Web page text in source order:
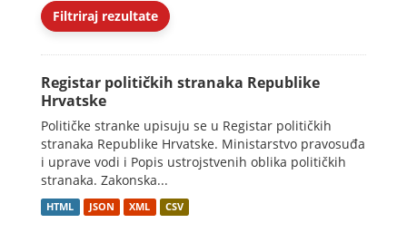
Filtriraj rezultate
Registar političkih stranaka Republike
Hrvatske
Političke stranke upisuju se u Registar političkih
stranaka Republike Hrvatske. Ministarstvo pravosuđa
i uprave vodi i Popis ustrojstvenih oblika političkih
stranaka. Zakonska...
HTML JSON XML CSV